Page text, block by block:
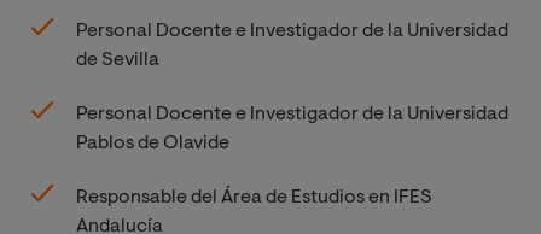
Personal Docente e Investigador de la Universidad
de Sevilla
Personal Docente e Investigador de la Universidad
Pablos de Olavide
Responsable del Área de Estudios en IFES
Andalucía